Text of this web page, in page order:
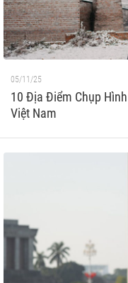
05/11/25
10 Địa Điểm Chụp
Việt Nam